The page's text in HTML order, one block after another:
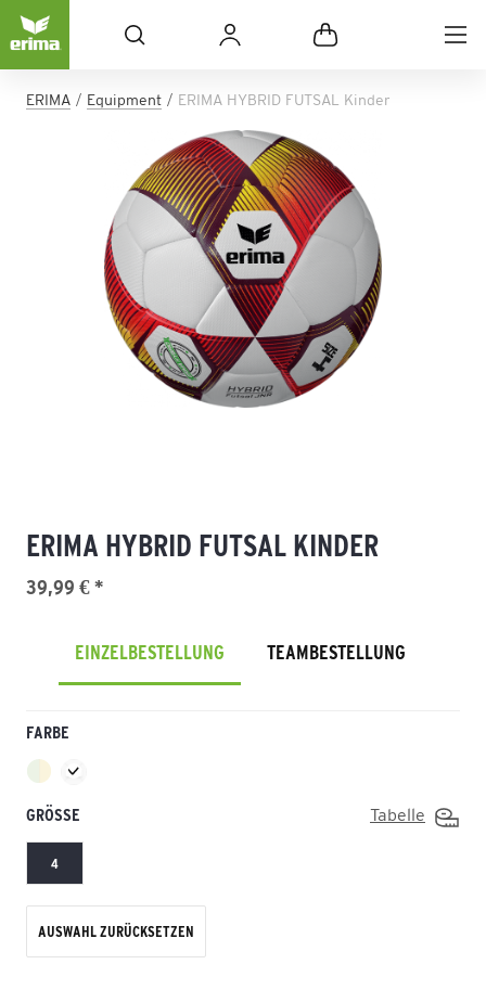
ERIMA Equipment ERIMA HYBRID FUTSAL Kinder
ERIMA HYBRID FUTSAL KINDER
39,99 € *
EINZELBESTELLUNG TEAMBESTELLUNG
FARBE
GRÖSSE Tabelle
4
AUSWAHL ZURÜCKSETZEN